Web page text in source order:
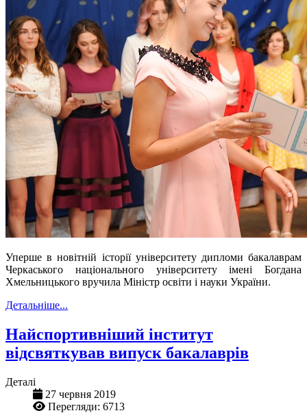
Уперше в новітній історії університету дипломи бакалаврам
Черкаського національного університету імені Богдана
Хмельницького вручила Міністр освіти і науки України.
Детальніше...
Найспортивніший інститут
відсвяткував випуск бакалаврів
Деталі
27 червня 2019
Перегляди: 6713